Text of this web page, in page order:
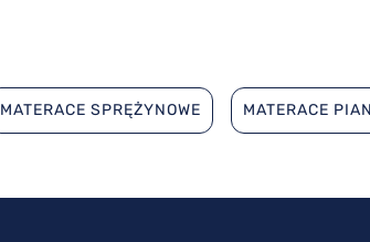
MATERACE SPRĘŻYNOWE MATERACE